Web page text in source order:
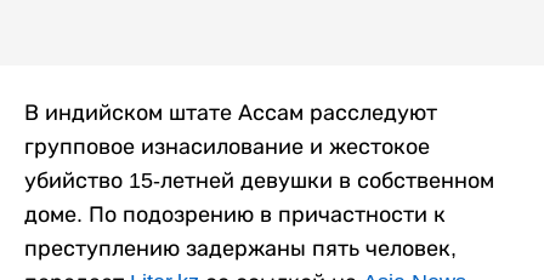
В индийском штате Ассам расследуют
групповое изнасилование и жестокое
убийство 15-летней девушки в собственном
доме. По подозрению в причастности к
преступлению задержаны пять человек,